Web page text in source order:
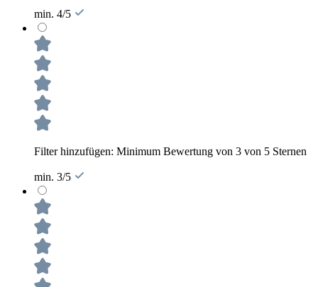
min. 4/5
Filter hinzufügen: Minimum Bewertung von 3 von 5 Sternen
min. 3/5